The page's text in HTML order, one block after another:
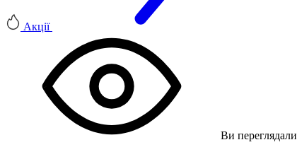
Акції
Ви переглядали